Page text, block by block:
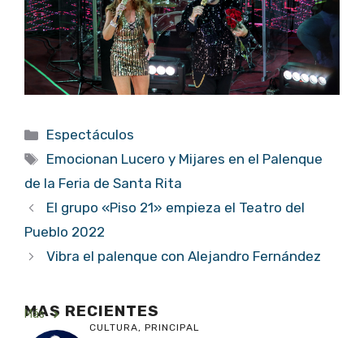
Categorías
Espectáculos
Etiquetas
Emocionan Lucero y Mijares en el Palenque
de la Feria de Santa Rita
El grupo «Piso 21» empieza el Teatro del
Pueblo 2022
Vibra el palenque con Alejandro Fernández
MAS RECIENTES
Más
CULTURA, PRINCIPAL